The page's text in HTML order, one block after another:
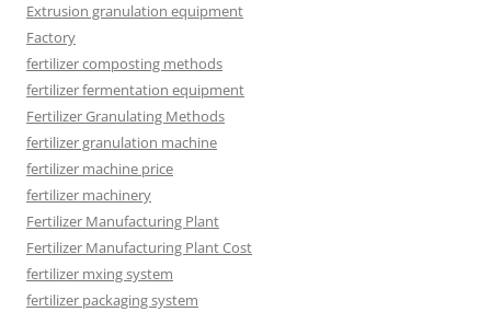
Extrusion granulation equipment
Factory
fertilizer composting methods
fertilizer fermentation equipment
Fertilizer Granulating Methods
fertilizer granulation machine
fertilizer machine price
fertilizer machinery
Fertilizer Manufacturing Plant
Fertilizer Manufacturing Plant Cost
fertilizer mxing system
fertilizer packaging system